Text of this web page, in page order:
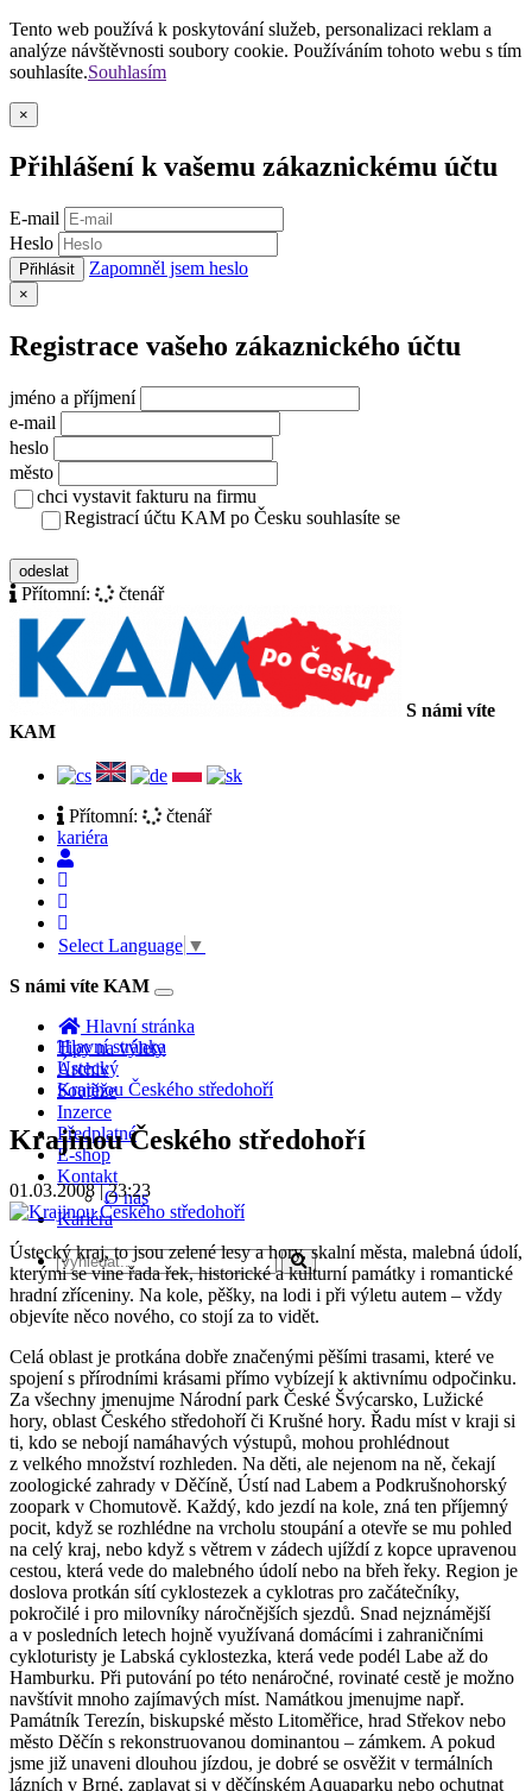
Tento web používá k poskytování služeb, personalizaci reklam a
analýze návštěvnosti soubory cookie. Používáním tohoto webu s tím
souhlasíte.Souhlasím
×
Přihlášení k vašemu zákaznickému účtu
E-mail
Heslo
Přihlásit Zapomněl jsem heslo
×
Registrace vašeho zákaznického účtu
jméno a příjmení
e-mail
heslo
město
chci vystavit fakturu na firmu
Registrací účtu KAM po Česku souhlasíte se
odeslat
Přítomní: čtenář
S námi víte
KAM
Přítomní:
čtenář
kariéra
Select Language ▼
S námi víte KAM
Toggle
navigation
Hlavní stránka
Tipy na výlety
Archiv
Soutěže
Inzerce
Předplatné
E-shop
Kontakt
O nás
Kariéra
Hlavní stránka
Ústecký
Krajinou Českého středohoří
Krajinou Českého středohoří
01.03.2008 | 23:23
Ústecký kraj, to jsou zelené lesy a hory, skalní města, malebná údolí,
kterými se vine řada řek, historické a kulturní památky i romantické
hradní zříceniny. Na kole, pěšky, na lodi i při výletu autem – vždy
objevíte něco nového, co stojí za to vidět.
Celá oblast je protkána dobře značenými pěšími trasami, které ve
spojení s přírodními krásami přímo vybízejí k aktivnímu odpočinku.
Za všechny jmenujme Národní park České Švýcarsko, Lužické
hory, oblast Českého středohoří či Krušné hory. Řadu míst v kraji si
ti, kdo se nebojí namáhavých výstupů, mohou prohlédnout
z velkého množství rozhleden. Na děti, ale nejenom na ně, čekají
zoologické zahrady v Děčíně, Ústí nad Labem a Podkrušnohorský
zoopark v Chomutově. Každý, kdo jezdí na kole, zná ten příjemný
pocit, když se rozhlédne na vrcholu stoupání a otevře se mu pohled
na celý kraj, nebo když s větrem v zádech ujíždí z kopce upravenou
cestou, která vede do malebného údolí nebo na břeh řeky. Region je
doslova protkán sítí cyklostezek a cyklotras pro začátečníky,
pokročilé i pro milovníky náročnějších sjezdů. Snad nejznámější
a v posledních letech hojně využívaná domácími i zahraničními
cykloturisty je Labská cyklostezka, která vede podél Labe až do
Hamburku. Při putování po této nenáročné, rovinaté cestě je možno
navštívit mnoho zajímavých míst. Namátkou jmenujme např.
Památník Terezín, biskupské město Litoměřice, hrad Střekov nebo
město Děčín s rekonstruovanou dominantou – zámkem. A pokud
jsme již unaveni dlouhou jízdou, je dobré se osvěžit v termálních
lázních v Brné, zaplavat si v děčínském Aquaparku nebo ochutnat